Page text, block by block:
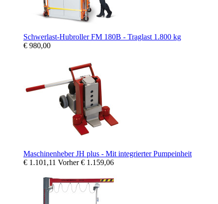
Schwerlast-Hubroller FM 180B - Traglast 1.800 kg
€ 980,00
Maschinenheber JH plus - Mit integrierter Pumpeinheit
€ 1.101,11 Vorher€ 1.159,06